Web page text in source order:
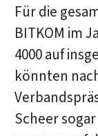
Für die
BITKOM im
4000 auf
könnten
Scheer